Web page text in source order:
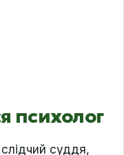
психолог
суддя,